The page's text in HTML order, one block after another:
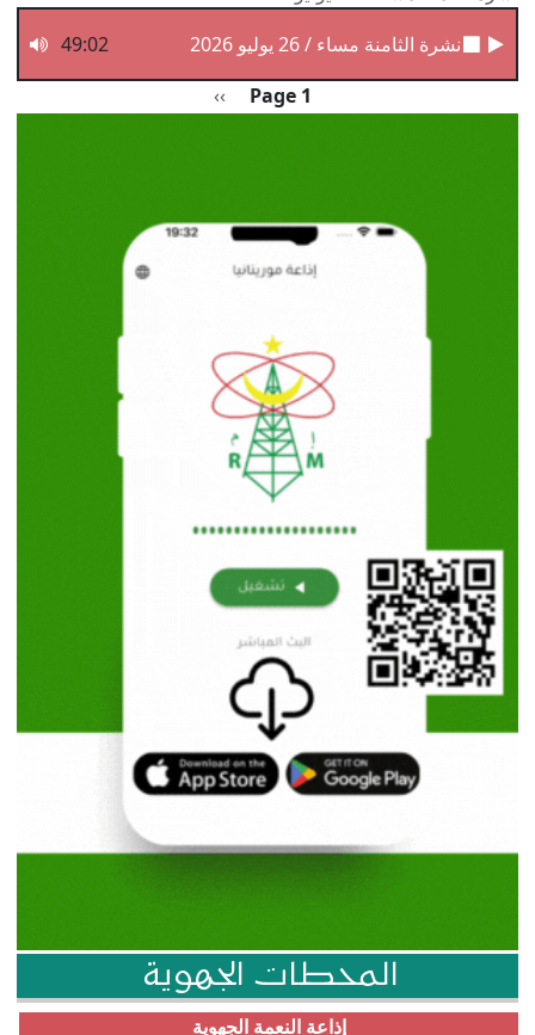
نشرة الثامنة مساء / 26 يوليو 2026
49:02
Page 1 الصفحة التالية
››
المحطات الجهوية
إذاعة النعمة الجهوية